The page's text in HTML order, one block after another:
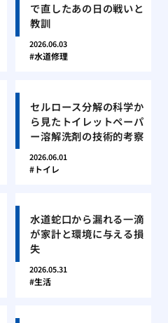
で直したあの日の戦いと
教訓
2026.06.03
水道修理
セルロース分解の科学か
ら見たトイレットペーパ
ー溶解洗剤の技術的考察
2026.06.01
トイレ
水道蛇口から漏れる一滴
が家計と環境に与える損
失
2026.05.31
生活